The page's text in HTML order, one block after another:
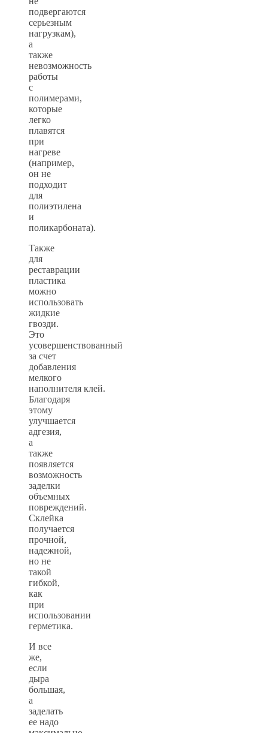
подвергаются
серьезным
нагрузкам),
а
также
невозможность
работы
с
полимерами,
которые
легко
плавятся
при
нагреве
(например,
он не
подходит
для
полиэтилена
и
поликарбоната).
Также
для
реставрации
пластика
можно
использовать
жидкие
гвозди.
Это
усовершенствованный
за счет
добавления
мелкого
наполнителя клей.
Благодаря
этому
улучшается
адгезия,
а
также
появляется
возможность
заделки
объемных
повреждений.
Склейка
получается
прочной,
надежной,
но не
такой
гибкой,
как
при
использовании
герметика.
И все
же,
если
дыра
большая,
а
заделать
ее надо